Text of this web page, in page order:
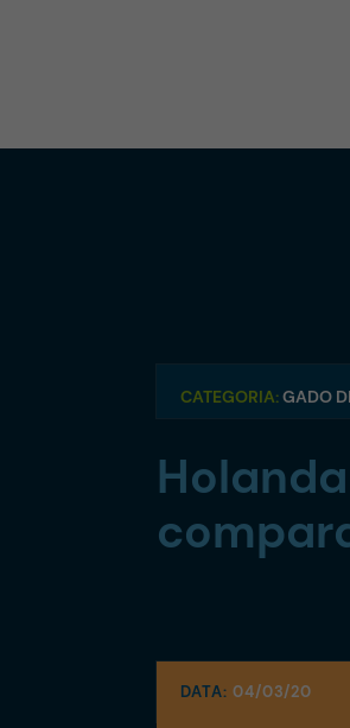
CATEGORIA:GADO
DATA: 04/03/20